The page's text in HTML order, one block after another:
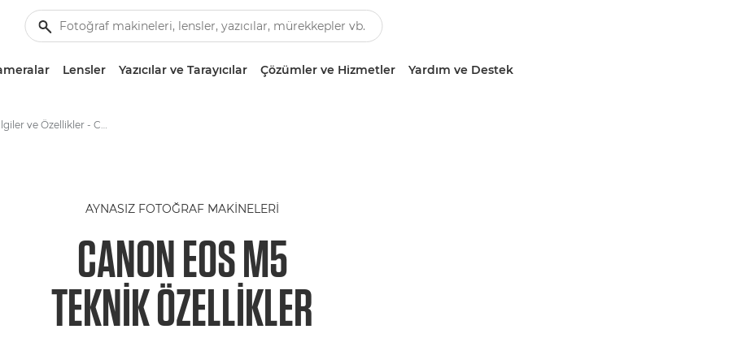
Lensler Yazıcılar ve Tarayıcılar Çözümler ve Hizmetler Yardım ve Destek
Teknik Bilgiler ve Özellikler - Canon EOS M5
AYNASIZ FOTOĞRAF MAKINELERI
CANON EOS M5
TEKNIK ÖZELLIKLER